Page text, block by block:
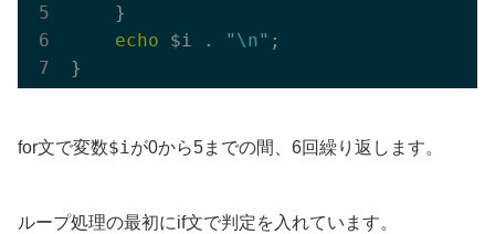
    }
echo $i . "\n" ;
for文で変数$iが0から5までの間、6回繰り返します。
ループ処理の最初にif文で判定を入れています。